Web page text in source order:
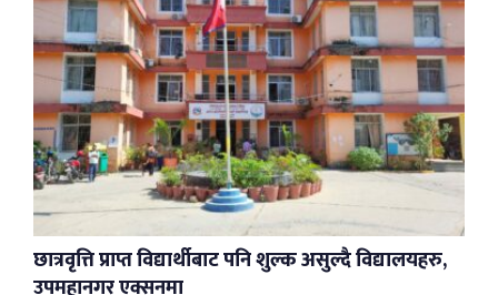
छात्रवृत्ति प्राप्त विद्यार्थीबाट पनि शुल्क असुल्दै विद्यालयहरु,
उपमहानगर एक्सनमा